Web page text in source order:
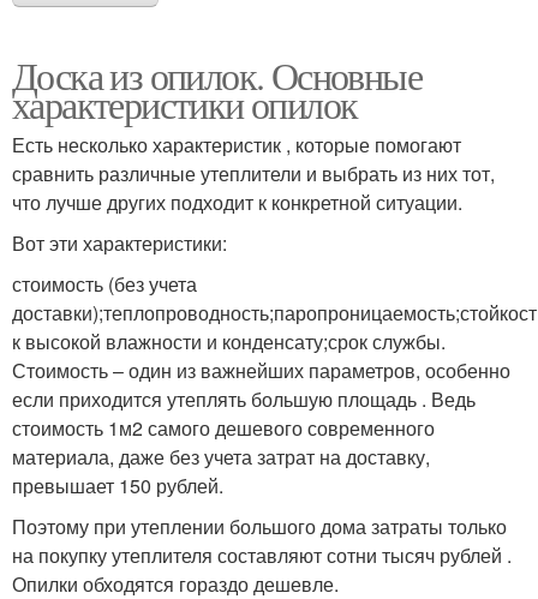
Доска из опилок. Основные
характеристики опилок
Есть несколько характеристик , которые помогают
сравнить различные утеплители и выбрать из них тот,
что лучше других подходит к конкретной ситуации.
Вот эти характеристики:
стоимость (без учета
к высокой влажности и конденсату;срок службы.
Стоимость – один из важнейших параметров, особенно
если приходится утеплять большую площадь . Ведь
стоимость 1м2 самого дешевого современного
материала, даже без учета затрат на доставку,
превышает 150 рублей.
Поэтому при утеплении большого дома затраты только
на покупку утеплителя составляют сотни тысяч рублей .
Опилки обходятся гораздо дешевле.